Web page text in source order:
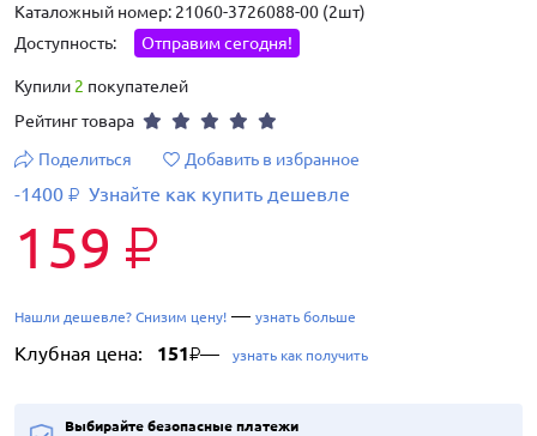
Каталожный номер: 21060-3726088-00 (2шт)
Доступность:
Отправим сегодня!
Купили 2 покупателей
Рейтинг товара
Поделиться
Добавить в избранное
-1400 ₽ Узнайте как купить дешевле
159 ₽
Нашли дешевле? Снизим цену! — узнать больше
Клубная цена: 151₽— узнать как получить
Выбирайте безопасные платежи